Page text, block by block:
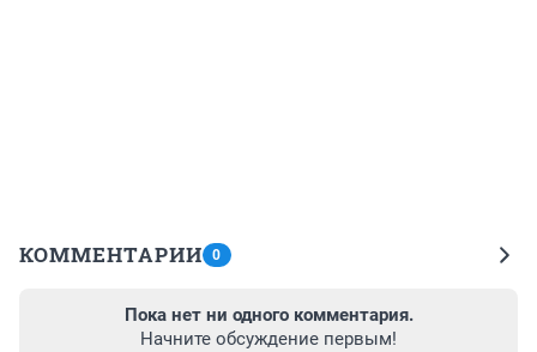
КОММЕНТАРИИ 0
Пока нет ни одного комментария.
Начните обсуждение первым!